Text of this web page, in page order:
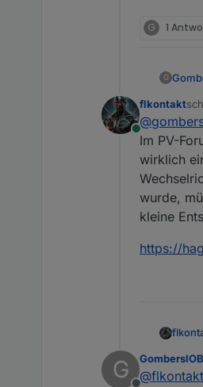
G 1
G
Online
flkontakt
@
Im PV-
wirklich
wurde,
kleine
https://
G GombersIOB
@flkontakt